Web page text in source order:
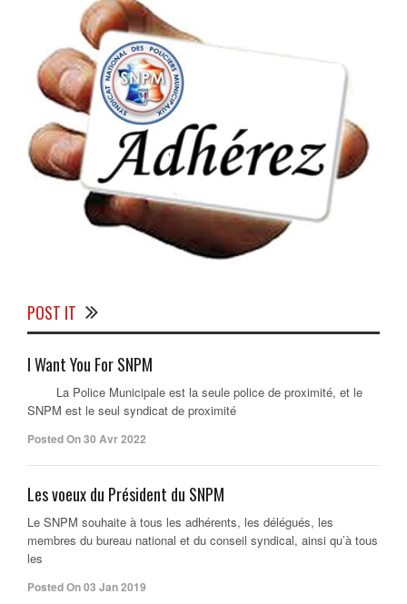
POST IT
I Want You For SNPM
La Police Municipale est la seule police de proximité, et le
SNPM est le seul syndicat de proximité
Posted On 30 Avr 2022
Les voeux du Président du SNPM
Le SNPM souhaite à tous les adhérents, les délégués, les
membres du bureau national et du conseil syndical, ainsi qu’à tous
les
Posted On 03 Jan 2019